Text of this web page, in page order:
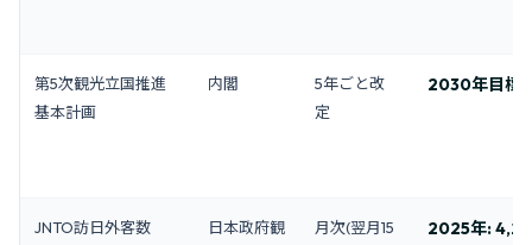
第5次観光立国推進
基本計画
内閣
5年ごと改
定
2030年目標:
JNTO訪日外客数
日本政府観
月次(翌月15
2025年: